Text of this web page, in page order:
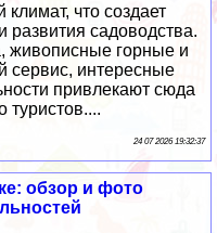
что создает
развития садоводства.
живописные горные и
сервис, интересные
привлекают сюда
туристов....
24 07 2026 19:32:37
обзор и фото